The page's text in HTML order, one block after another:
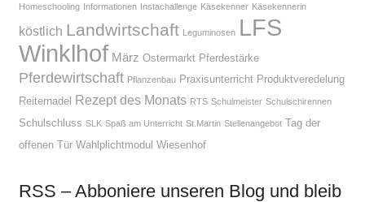
Homeschooling Informationen Instachallenge Käsekenner Käsekennerin
köstlich Landwirtschaft Leguminosen LFS
Winklhof März Ostermarkt Pferdestärke
Pferdewirtschaft Pflanzenbau Praxisunterricht Produktveredelung
Reiternadel Rezept des Monats RTS Schulmeister Schulschirennen
Schulschluss SLK Spaß am Unterricht St.Martin Stellenangebot Tag der
offenen Tür Wahlplichtmodul Wiesenhof
RSS – Abboniere unseren Blog und bleib